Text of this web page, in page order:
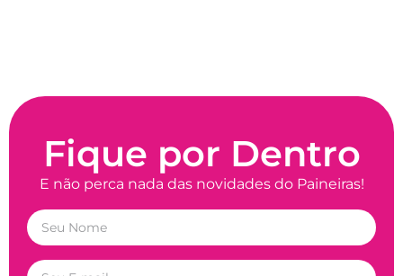
Fique por Dentro
E não perca nada das novidades do Paineiras!